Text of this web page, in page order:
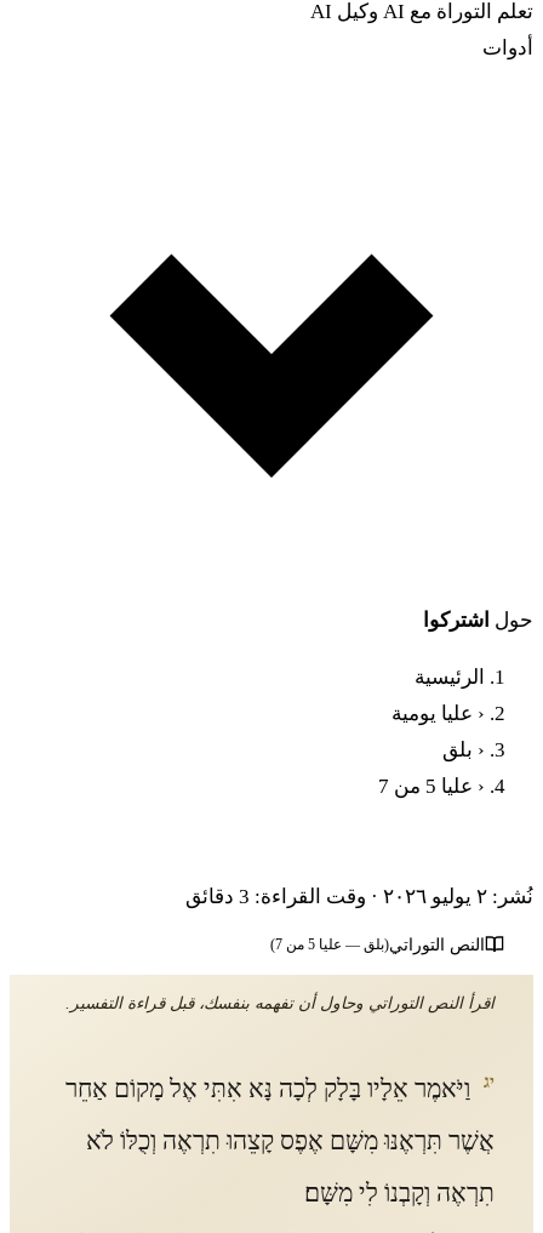
تعلم التوراة مع AI
وكيل AI
أدوات
حول اشتركوا
الرئيسية
‹ عليا يومية
‹ بلق
‹ عليا 5 من 7
نُشر: ٢ يوليو ٢٠٢٦ · وقت القراءة: 3 دقائق
النص التوراتي(بلق — عليا 5 من 7)
اقرأ النص التوراتي وحاول أن تفهمه بنفسك، قبل قراءة التفسير.
יג
וַיֹּאמֶר אֵלָיו בָּלָק לְכָה נָּא אִתִּי אֶל מָקוֹם אַחֵר
אֲשֶׁר תִּרְאֶנּוּ מִשָּׁם אֶפֶס קָצֵהוּ תִרְאֶה וְכֻלּוֹ לֹא
תִרְאֶה וְקָבְנוֹ לִי מִשָּׁם׃